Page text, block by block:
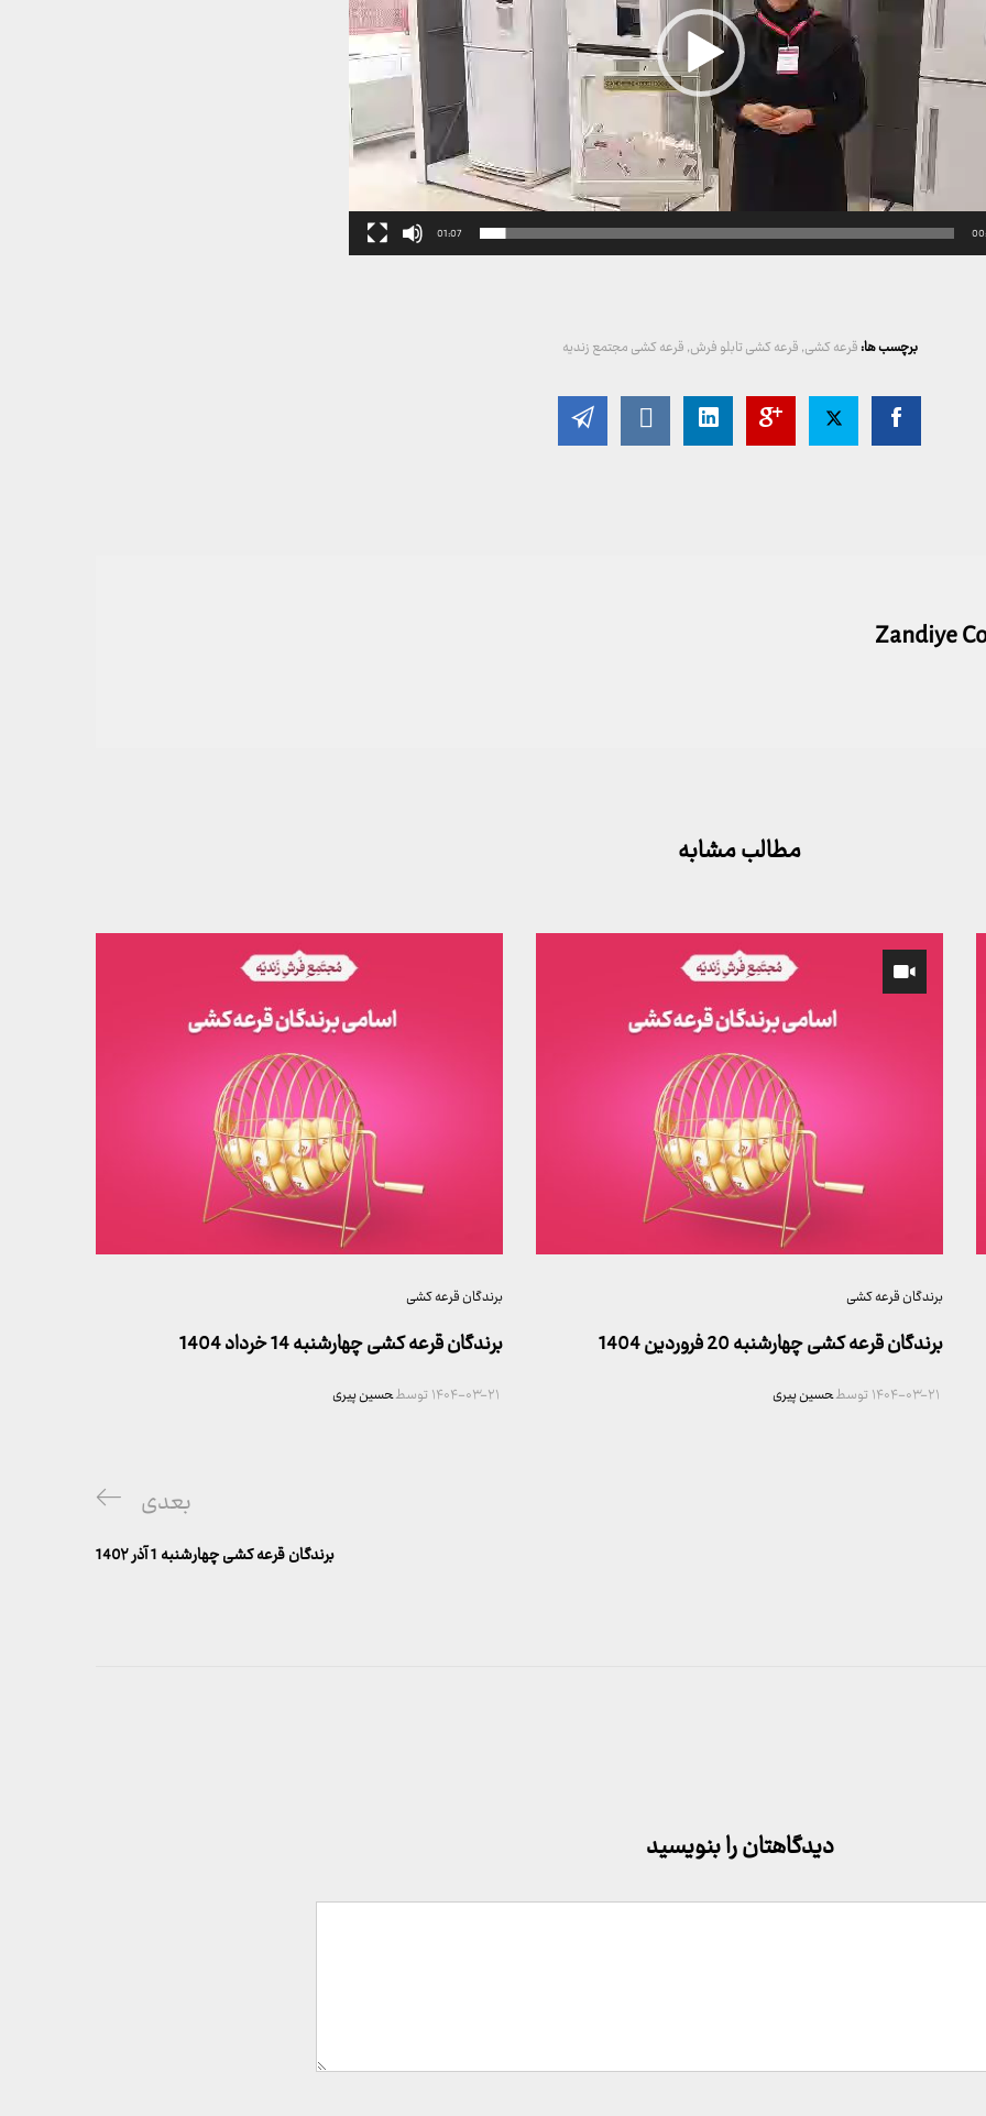
01:07
برچسب ها:قرعه کشی,قرعه کشی تابلو فرش,قرعه کشی مجتمع زندیه
Zandiye
مطالب مشابه
برندگان قرعه کشی
برندگان قرعه کشی چهارشنبه 20 فروردین 1404
۱۴۰۴-۰۳-۲۱توسطحسین پیری
برندگان قرعه کشی
برندگان قرعه کشی چهارشنبه 14 خرداد 1404
۱۴۰۴-۰۳-۲۱توسطحسین پیری
پست
بعدی
بعدی
برندگان قرعه کشی چهارشنبه 1 آذر 140۲
دیدگاهتان را بنویسید